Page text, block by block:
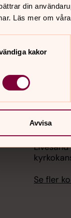
din
Läs mer om
kakor
Avvisa
1
Se fler